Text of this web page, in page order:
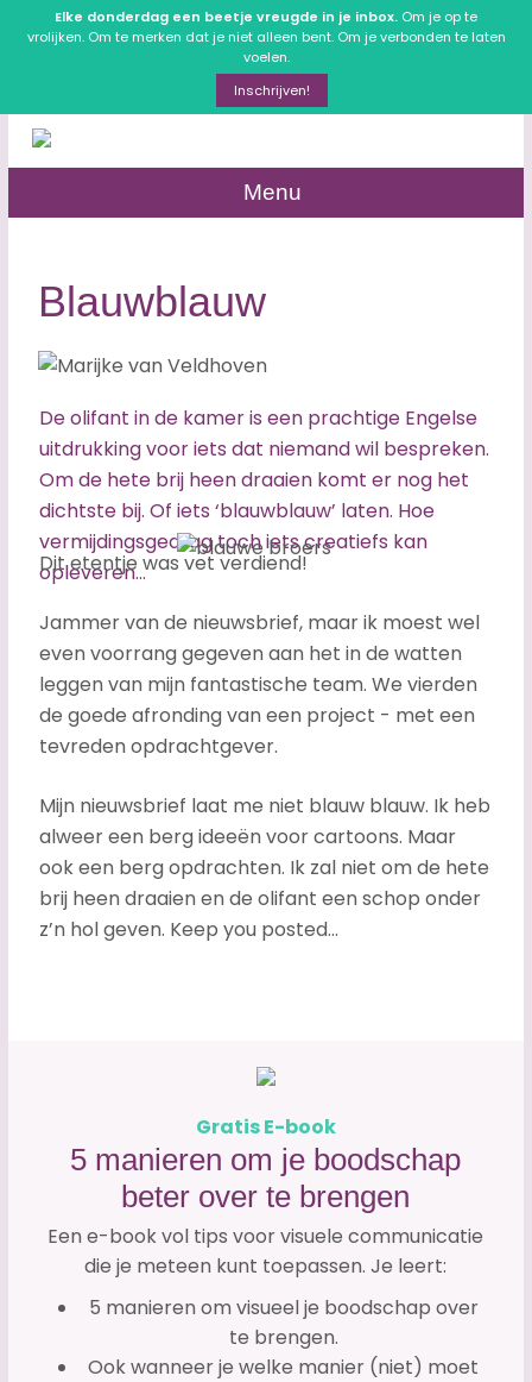
Elke donderdag een beetje vreugde in je inbox. Om je op te
vrolijken. Om te merken dat je niet alleen bent. Om je verbonden te laten
voelen.
Inschrijven!
Menu
Blauwblauw
De olifant in de kamer is een prachtige Engelse
uitdrukking voor iets dat niemand wil bespreken.
Om de hete brij heen draaien komt er nog het
dichtste bij. Of iets ‘blauwblauw’ laten. Hoe
vermijdingsgedrag toch iets creatiefs kan
opleveren…
Dit etentje was vet verdiend!
Jammer van de nieuwsbrief, maar ik moest wel
even voorrang gegeven aan het in de watten
leggen van mijn fantastische team. We vierden
de goede afronding van een project - met een
tevreden opdrachtgever.
Mijn nieuwsbrief laat me niet blauw blauw. Ik heb
alweer een berg ideeën voor cartoons. Maar
ook een berg opdrachten. Ik zal niet om de hete
brij heen draaien en de olifant een schop onder
z’n hol geven. Keep you posted…
Gratis E-book
5 manieren om je boodschap
beter over te brengen
Een e-book vol tips voor visuele communicatie
die je meteen kunt toepassen. Je leert:
5 manieren om visueel je boodschap over
te brengen.
Ook wanneer je welke manier (niet) moet